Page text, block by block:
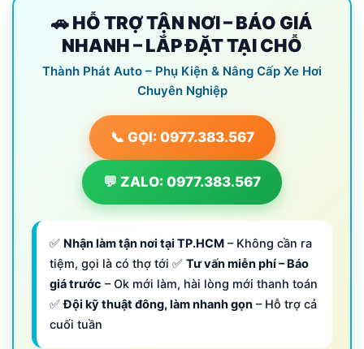
🚗 HỖ TRỢ TẬN NƠI – BÁO GIÁ
NHANH – LẮP ĐẶT TẠI CHỖ
Thành Phát Auto – Phụ Kiện & Nâng Cấp Xe Hơi
Chuyên Nghiệp
📞 GỌI: 0977.383.567
💬 ZALO: 0977.383.567
✅ Nhận làm tận nơi tại TP.HCM – Không cần ra
tiệm, gọi là có thợ tới ✅ Tư vấn miễn phí – Báo
giá trước – Ok mới làm, hài lòng mới thanh toán
✅Đội kỹ thuật đông, làm nhanh gọn – Hỗ trợ cả
cuối tuần